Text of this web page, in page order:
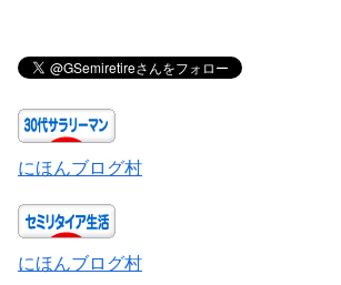
にほんブログ村
にほんブログ村